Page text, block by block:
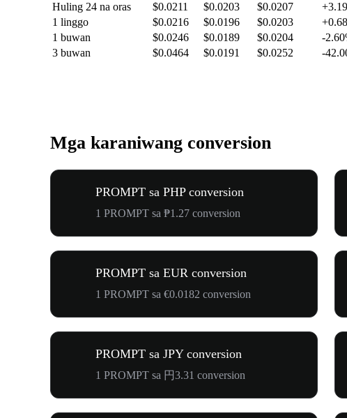
Huling 24 na oras
$0.0211 $0.0203 $0.0207
1 linggo
$0.0216 $0.0196 $0.0203
1 buwan
$0.0246 $0.0189 $0.0204
-
3 buwan
$0.0464 $0.0191 $0.0252 -
Mga karaniwang conversion
PROMPT sa PHP conversion
1 PROMPT sa ₱1.27 conversion
PROMPT sa EUR conversion
1 PROMPT sa €0.0182 conversion
PROMPT sa JPY conversion
1 PROMPT sa 円3.31 conversion